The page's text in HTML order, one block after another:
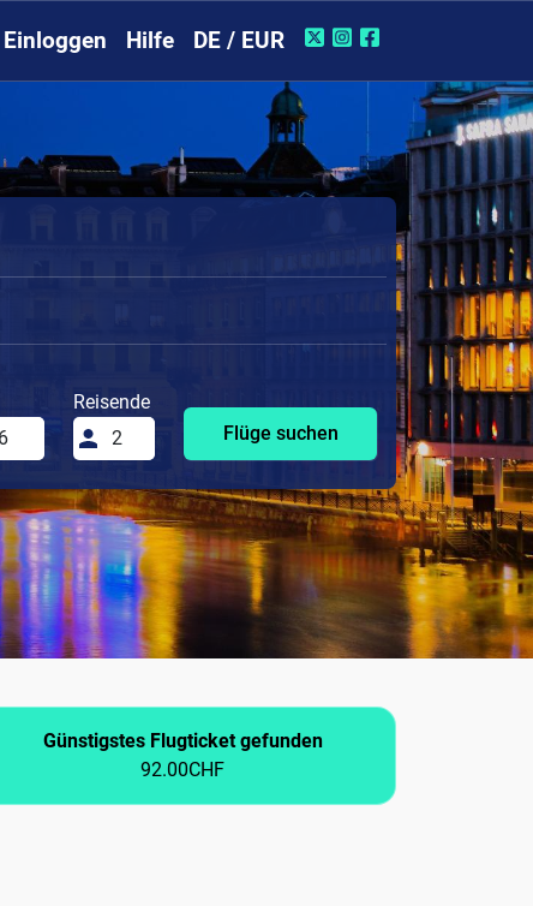
Einloggen Hilfe DE / EUR
Reisende
Flüge suchen
Günstigstes Flugticket gefunden
92.00CHF